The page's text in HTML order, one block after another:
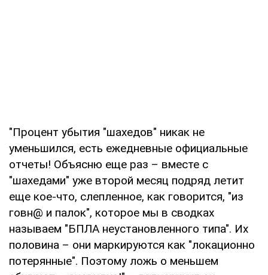
"Процент убытия "шахедов" никак не
уменьшился, есть ежедневные официальные
отчеты! Объясню еще раз – вместе с
"шахедами" уже второй месяц подряд летит
еще кое-что, слепленное, как говорится, "из
говн@ и палок", которое мы в сводках
называем "БПЛА неустановленного типа". Их
половина – они маркируются как "локационно
потерянные". Поэтому ложь о меньшем